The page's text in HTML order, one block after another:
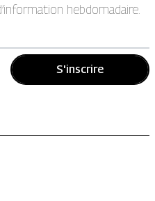
hebdomadaire.
S'inscrire